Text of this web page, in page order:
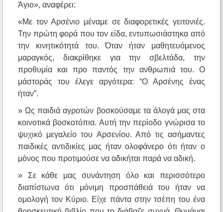
Άγιο», αναφέρει:
«Με τον Αρσένιο μέναμε σε διαφορετικές γειτονιές.
Την πρώτη φορά που τον είδα, εντυπωσιάστηκα από
την κινητικότητά του. Όταν ήταν μαθητευόμενος
μαραγκός, διακρίθηκε για την σβελτάδα, την
προθυμία και προ παντός την ανθρωπιά του. Ο
μάστοράς του έλεγε αργότερα: “Ο Αρσένης ένας
ήταν”.
» Ως παιδιά αγροτών βοσκούσαμε τα άλογά μας στα
κοινοτικά βοσκοτόπια. Αυτή την περίοδο γνώρισα το
ψυχικό μεγαλείο του Αρσενίου. Από τις ασήμαντες
παιδικές αντιδικίες μας ήταν ολοφάνερο ότι ήταν ο
μόνος που προτιμούσε να αδικήται παρά να αδική.
» Σε κάθε μας συνάντηση όλο και περισσότερο
διαπίστωνα ότι μόνιμη προσπάθειά του ήταν να
ομολογή τον Κύριο. Είχε πάντα στην τσέπη του ένα